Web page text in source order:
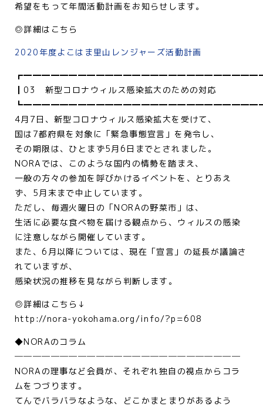
希望をもって年間活動計画をお知らせします。
◎詳細はこちら
2020年度よこはま里山レンジャーズ活動計画
┃03 新型コロナウィルス感染拡大のための対応
4月7日、新型コロナウィルス感染拡大を受けて、
国は7都府県を対象に「緊急事態宣言」を発令し、
その期限は、ひとまず5月6日までとされました。
NORAでは、このような国内の情勢を踏まえ、
一般の方々の参加を呼びかけるイベントを、とりあえ
ず、5月末まで中止しています。
ただし、毎週火曜日の「NORAの野菜市」は、
生活に必要な食べ物を届ける観点から、ウィルスの感染
に注意しながら開催しています。
また、6月以降については、現在「宣言」の延長が議論さ
れていますが、
感染状況の推移を見ながら判断します。
◎詳細はこちら↓
http://nora-yokohama.org/info/?p=608
◆NORAのコラム
─────────────────────────
NORAの理事など会員が、それぞれ独自の視点からコラ
ムをつづります。
てんでバラバラなような、どこかまとまりがあるよう